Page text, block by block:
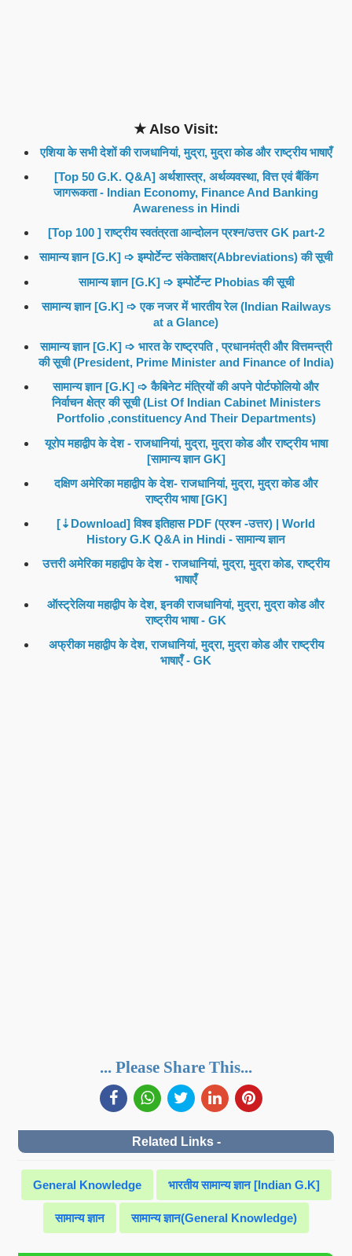
★ Also Visit:
एशिया के सभी देशों की राजधानियां, मुद्रा, मुद्रा कोड और राष्ट्रीय भाषाएँ
[Top 50 G.K. Q&A] अर्थशास्त्र, अर्थव्यवस्था, वित्त एवं बैंकिंग
जागरूकता - Indian Economy, Finance And Banking
Awareness in Hindi
[Top 100 ] राष्ट्रीय स्वतंत्रता आन्दोलन प्रश्न/उत्तर GK part-2
सामान्य ज्ञान [G.K] ➩ इम्पोर्टेन्ट संकेताक्षर(Abbreviations) की सूची
सामान्य ज्ञान [G.K] ➩ इम्पोर्टेन्ट Phobias की सूची
सामान्य ज्ञान [G.K] ➩ एक नजर में भारतीय रेल (Indian Railways
at a Glance)
सामान्य ज्ञान [G.K] ➩ भारत के राष्ट्रपति , प्रधानमंत्री और वित्तमन्त्री
की सूची (President, Prime Minister and Finance of India)
सामान्य ज्ञान [G.K] ➩ कैबिनेट मंत्रियों की अपने पोर्टफोलियो और
निर्वाचन क्षेत्र की सूची (List Of Indian Cabinet Ministers
Portfolio ,constituency And Their Departments)
यूरोप महाद्वीप के देश - राजधानियां, मुद्रा, मुद्रा कोड और राष्ट्रीय भाषा
[सामान्य ज्ञान GK]
दक्षिण अमेरिका महाद्वीप के देश- राजधानियां, मुद्रा, मुद्रा कोड और
राष्ट्रीय भाषा [GK]
[⇣Download] विश्व इतिहास PDF (प्रश्न -उत्तर) | World
History G.K Q&A in Hindi - सामान्य ज्ञान
उत्तरी अमेरिका महाद्वीप के देश - राजधानियां, मुद्रा, मुद्रा कोड, राष्ट्रीय
भाषाएँ
ऑस्ट्रेलिया महाद्वीप के देश, इनकी राजधानियां, मुद्रा, मुद्रा कोड और
राष्ट्रीय भाषा - GK
अफ्रीका महाद्वीप के देश, राजधानियां, मुद्रा, मुद्रा कोड और राष्ट्रीय
भाषाएँ - GK
... Please Share This...
Related Links -
General Knowledge भारतीय सामान्य ज्ञान [Indian G.K]
सामान्य ज्ञान सामान्य ज्ञान(General Knowledge)